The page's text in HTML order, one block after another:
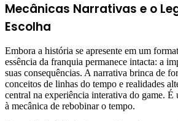
Mecânicas Narrativas e o
Escolha
Embora a história se apresente em um
essência da franquia permanece intacta: a
suas consequências. A narrativa brinca de
conceitos de linhas do tempo e realidades
central na experiência interativa do game. É
à mecânica de rebobinar o tempo.